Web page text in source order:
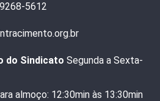
5612
do Sindicato Segunda a Sexta-
almoço: 12:30min às 13:30min